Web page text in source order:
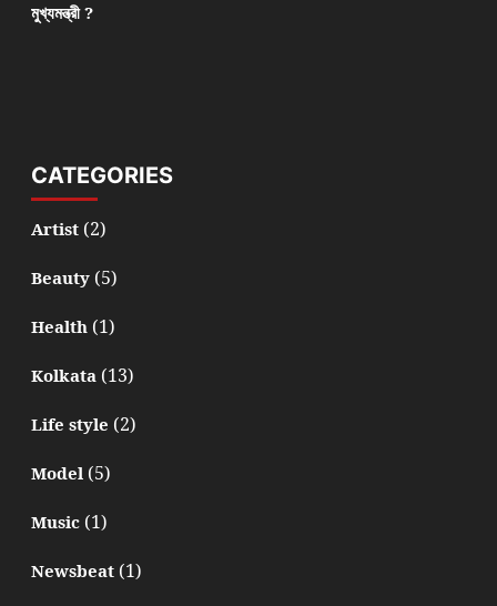
মুখ্যমন্ত্রী ?
CATEGORIES
Artist(2)
Beauty(5)
Health(1)
Kolkata(13)
Life style (2)
Model(5)
Music(1)
Newsbeat(1)